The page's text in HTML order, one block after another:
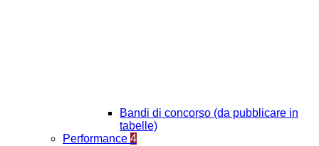
Bandi di concorso (da pubblicare in
tabelle)
Performance 4